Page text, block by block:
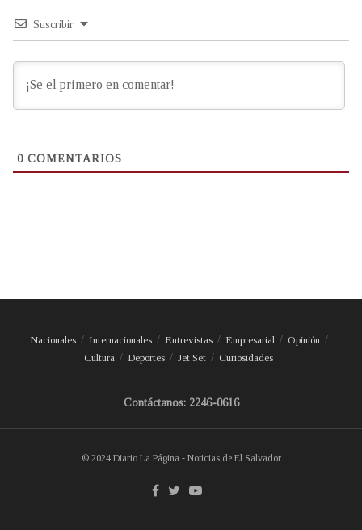
Suscribir
0 COMENTARIOS
Nacionales Internacionales Entrevistas Empresarial
Opinión
Cultura
Deportes Jet Set Curiosidades
Contáctanos: 2246-0616
© 2024 Diario La Página - Noticias de El Salvador